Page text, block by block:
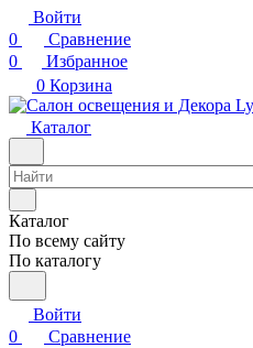
Войти
0
Сравнение
0
Избранное
0 Корзина
Каталог
Каталог
По всему сайту
По каталогу
Войти
0
Сравнение